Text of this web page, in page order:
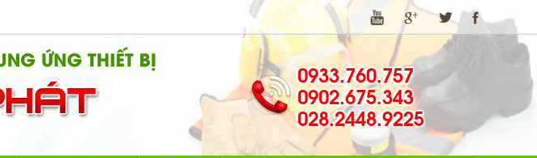
0933.760.757
0902.675.343
028.2448.9225
Những quy định và hệ thống pháp
luật về bảo hộ lao động
Những quy định và hệ thống pháp luật
về bảo hộ lao động
TIA HỒ QUANG ĐIỆN NGUY HIỂM
THẾ NÀO?